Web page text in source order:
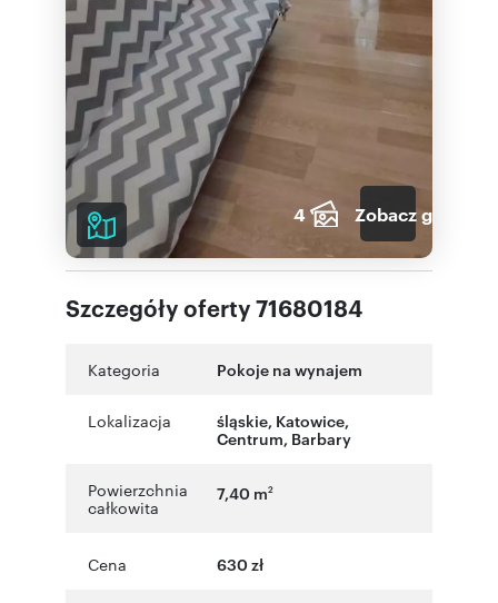
4 Zobacz galerię
Szczegóły oferty 71680184
Kategoria Pokoje na wynajem
Lokalizacja śląskie, Katowice,
Centrum, Barbary
Powierzchnia
całkowita
7,40 m2
Cena 630 zł